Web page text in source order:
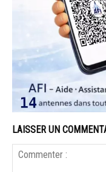
LAISSER UN